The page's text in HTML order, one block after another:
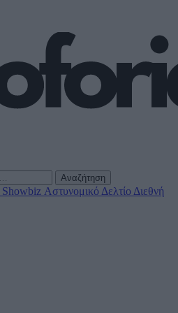
Αναζήτηση
Showbiz Αστυνομικό Δελτίο Διεθνή